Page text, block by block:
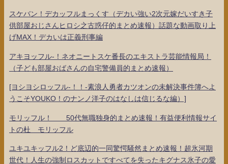
スケバン！デカッフルまっくす（デカい強い2次元嫁だいすき子
供部屋おじさんヒロシ之古惑仔的まとめ速報）話題な動画取り上
げMAX！デカいは正義刑事編
アキヨッフル-！ネオニートスケ番長のエキストラ芸能情報局！
（子ども部屋おばさんの自宅警備員的まとめ速報）
[ヨシヨシロッフル-！！-素浪人勇者カツオンの未解決事件簿へよ
うこそYOUKO！のナンノ洋子のはなしは信じるな編）]
モリッフル！ 50代無職独身的まとめ速報！有益便利情報サイ
トの杜 モリッフル
ユキユキッフル2！ど底辺的一同驚愕騒然まとめ速報！超氷河期
世代！人生の強制ロスカットですべてを失ったキグナス氷子の愛